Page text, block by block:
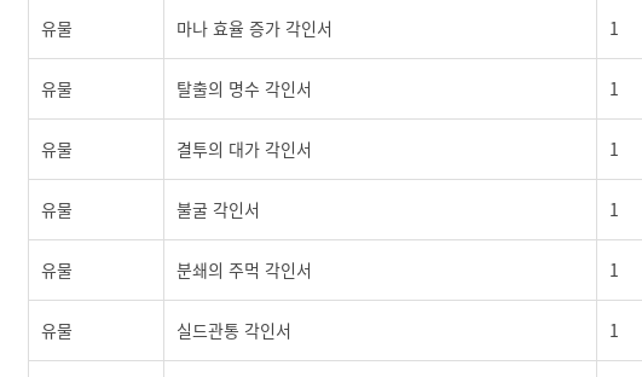
유물 마나 효율 증가 각인서 1
유물 탈출의 명수 각인서 1
유물 결투의 대가 각인서 1
유물 불굴 각인서 1
유물 분쇄의 주먹 각인서 1
유물 실드관통 각인서 1